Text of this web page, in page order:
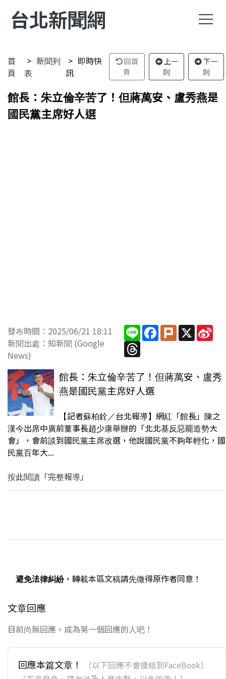
台北新聞網
首
頁
新聞列
表
即時快
訊
回首
頁
上一
則
下一
則
館長：朱立倫辛苦了！但蔣萬安、盧秀燕是
國民黨主席好人選
發布時間：2025/06/21 18:11
新聞出處：知新聞 (Google
News)
Line Facebook
PlurkX
Threads
館長：朱立倫辛苦了！但蔣萬安、盧秀
燕是國民黨主席好人選
【記者蘇柏銓／台北報導】網紅「館長」陳之
漢今出席中廣前董事長趙少康舉辦的「北北基反惡罷造勢大
會」，會前談到國民黨主席改選，他說國民黨不夠年輕化，國
民黨百年大...
按此閱讀「完整報導」
避免法律糾紛，轉載本區文稿請先徵得原作者同意！
文章回應
目前尚無回應，成為第一個回應的人吧！
回應本篇文章！
（以下回應不會連結到FaceBook）